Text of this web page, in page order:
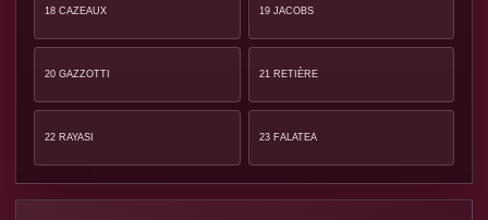
18 CAZEAUX 19 JACOBS
20 GAZZOTTI 21 RETIÈRE
22 RAYASI 23 FALATEA